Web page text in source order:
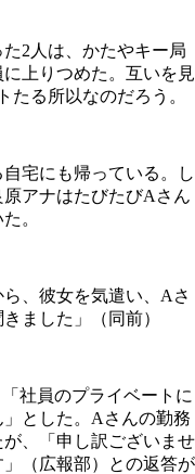
2人は、かたやキー局
上りつめた。互いを見
たる所以なのだろう。
宅にも帰っている。し
アナはたびたびAさん
。
、彼女を気遣い、Aさ
ました」（同前）
社員のプライベートに
とした。Aさんの勤務
、「申し訳ございませ
（広報部）との返答が